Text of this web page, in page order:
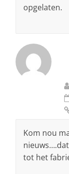
opgelaten.
Kom nou
tot het